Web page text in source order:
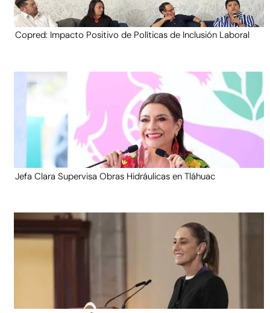
Copred: Impacto Positivo de Políticas de Inclusión Laboral
Jefa Clara Supervisa Obras Hidráulicas en Tláhuac